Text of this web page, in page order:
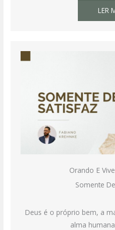
LER
Orando E
Somente
Deus é o próprio bem, a
alma